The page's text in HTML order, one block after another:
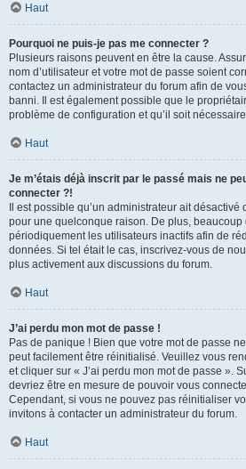
Haut
Pourquoi ne puis-je pas me connecter ?
Plusieurs raisons peuvent en être la cause.
nom d’utilisateur et votre mot de passe soient
contactez un administrateur du forum afin de
banni. Il est également possible que le
problème de configuration et qu’il soit
Haut
Je m’étais déjà inscrit par le passé mais ne
connecter ?!
Il est possible qu’un administrateur ait
pour une quelconque raison. De plus, beaucoup
périodiquement les utilisateurs inactifs afin de
données. Si tel était le cas, inscrivez-vous de
plus activement aux discussions du forum.
Haut
J’ai perdu mon mot de passe !
Pas de panique ! Bien que votre mot de passe
peut facilement être réinitialisé. Veuillez vous
et cliquer sur « J’ai perdu mon mot de passe ».
devriez être en mesure de pouvoir vous
Cependant, si vous ne pouvez pas réinitialiser
invitons à contacter un administrateur du forum.
Haut